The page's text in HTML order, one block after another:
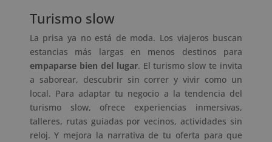
Turismo slow
La prisa ya no está de moda. Los viajeros buscan
estancias más largas en menos destinos para
empaparse bien del lugar. El turismo slow te invita
a saborear, descubrir sin correr y vivir como un
local. Para adaptar tu negocio a la tendencia del
turismo slow, ofrece experiencias inmersivas,
talleres, rutas guiadas por vecinos, actividades sin
reloj. Y mejora la narrativa de tu oferta para que